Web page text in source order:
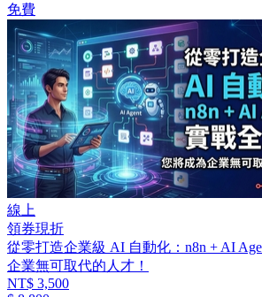
免費
線上
領券現折
從零打造企業級 AI 自動化：n8n + AI
企業無可取代的人才！
NT$ 3,500